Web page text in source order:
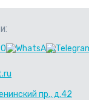
пр., д.42